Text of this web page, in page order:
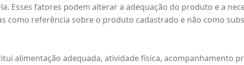
Esses fatores podem alterar a adequação do produto e a
como referência sobre o produto cadastrado e não como
alimentação adequada, atividade física, acompanhamento